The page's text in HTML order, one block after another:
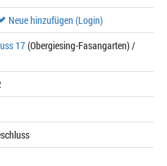
Neue hinzufügen (Login)
17(Obergiesing-Fasangarten) /